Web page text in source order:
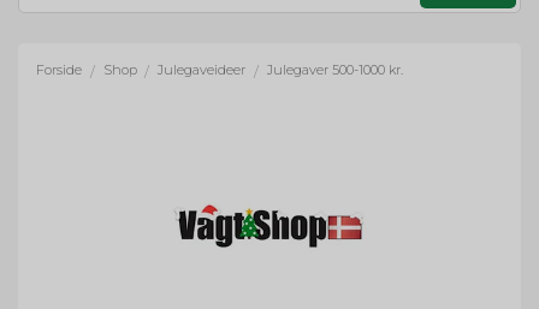
t
o
Forside / Shop / Julegaveideer / Julegaver 500-1000 kr.